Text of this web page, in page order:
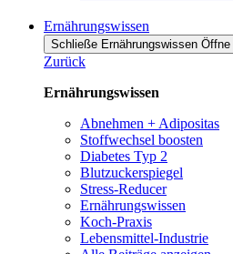
Ernährungswissen
Schließe Ernährungswissen Öffne
Zurück
Ernährungswissen
Abnehmen + Adipositas
Stoffwechsel boosten
Diabetes Typ 2
Blutzuckerspiegel
Stress-Reducer
Ernährungswissen
Koch-Praxis
Lebensmittel-Industrie